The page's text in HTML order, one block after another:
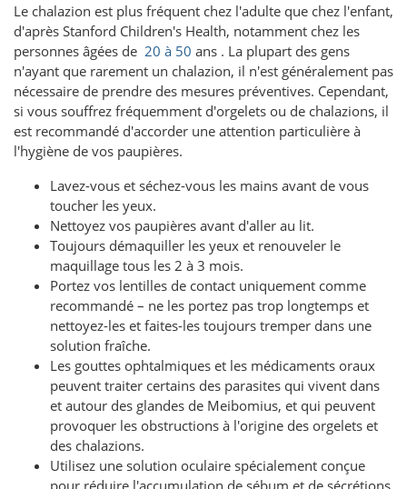
Le chalazion est plus fréquent chez l'adulte que chez l'enfant,
d'après Stanford Children's Health, notamment chez les
personnes âgées de 20 à 50 ans . La plupart des gens
n'ayant que rarement un chalazion, il n'est généralement pas
nécessaire de prendre des mesures préventives. Cependant,
si vous souffrez fréquemment d'orgelets ou de chalazions, il
est recommandé d'accorder une attention particulière à
l'hygiène de vos paupières.
Lavez-vous et séchez-vous les mains avant de vous
toucher les yeux.
Nettoyez vos paupières avant d'aller au lit.
Toujours démaquiller les yeux et renouveler le
maquillage tous les 2 à 3 mois.
Portez vos lentilles de contact uniquement comme
recommandé – ne les portez pas trop longtemps et
nettoyez-les et faites-les toujours tremper dans une
solution fraîche.
Les gouttes ophtalmiques et les médicaments oraux
peuvent traiter certains des parasites qui vivent dans
et autour des glandes de Meibomius, et qui peuvent
provoquer les obstructions à l'origine des orgelets et
des chalazions.
Utilisez une solution oculaire spécialement conçue
pour réduire l'accumulation de sébum et de sécrétions